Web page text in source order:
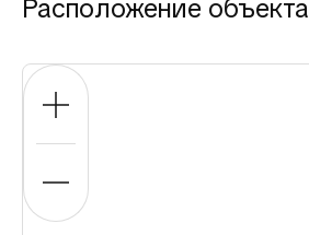
Расположение объекта